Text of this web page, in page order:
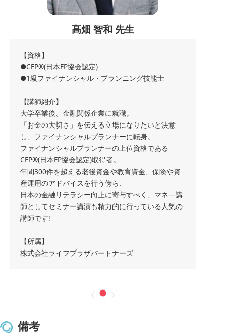
髙畑 智和 先生
【資格】
●CFP®(日本FP協会認定)
●1級ファイナンシャル・プランニング技能士
【講師紹介】
大学卒業後、金融関係企業に就職。
「お金の大切さ」を伝える立場になりたいと決意
し、ファイナンシャルプランナーに転身。
ファイナンシャルプランナーの上位資格である
CFP®(日本FP協会認定)取得者。
年間300件を超える老後資金や教育資金、保険や資
産運用のアドバイスを行う傍ら、
日本の金融リテラシー向上に寄与すべく、マネ―講
師としてセミナー講演も精力的に行っている人気の
講師です!
【所属】
株式会社ライフプラザパートナーズ
備考